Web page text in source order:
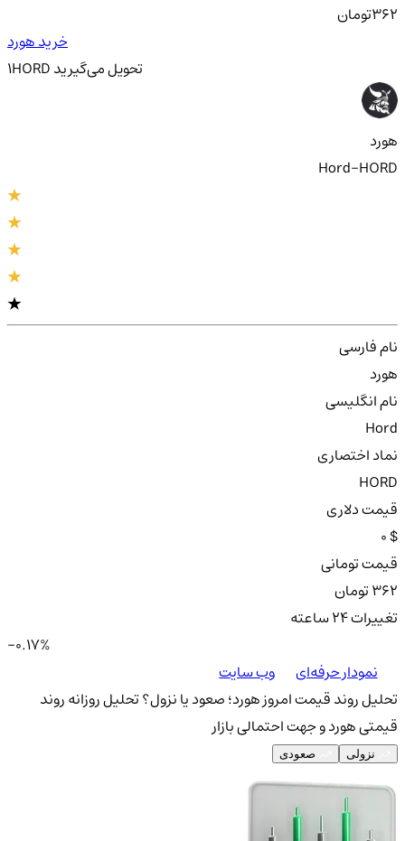
362تومان
خرید هورد
1HORD تحویلمی‌گیرید
هورد
Hord-HORD
نام فارسی
هورد
نام انگلیسی
Hord
نماد اختصاری
HORD
قیمت دلاری
0 $
قیمت تومانی
362 تومان
تغییرات ۲۴ ساعته
-0.17%
نمودار حرفه‌ای
وب سایت
تحلیل روند قیمت امروز هورد؛ صعود یا نزول؟تحلیل روزانه روند
قیمتی هورد و جهت احتمالی بازار
نزولی صعودی